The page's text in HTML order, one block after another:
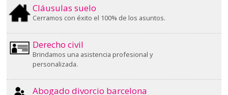
Cláusulas suelo
Cerramos con éxito el 100% de los asuntos.
Derecho civil
Brindamos una asistencia profesional y
personalizada.
Abogado divorcio barcelona